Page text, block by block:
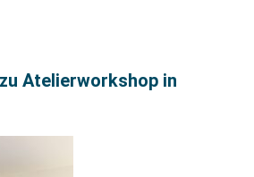
Atelierworkshop in